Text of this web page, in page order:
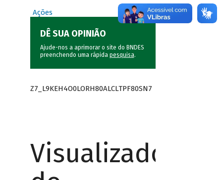
Ações
DÊ SUA OPINIÃO
Ajude-nos a aprimorar o site do BNDES
preenchendo uma rápida pesquisa.
Z7_L9KEH4O0LORH80ALCLTPF80SN7
Visualizador